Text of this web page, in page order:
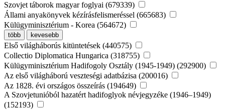
Szovjet táborok magyar foglyai (679339)
Állami anyakönyvek kézírásfelismeréssel (665683)
Külügyminisztérium - Korea (564672)
több kevesebb
Első világháborús kitüntetések (440575)
Collectio Diplomatica Hungarica (318755)
Külügyminisztérium Hadifogoly Osztály (1945-1949) (292900)
Az első világháború veszteségi adatbázisa (200016)
Az 1828. évi országos összeírás (194649)
A Szovjetunióból hazatért hadifoglyok névjegyzéke (1946–1949)
(152193)